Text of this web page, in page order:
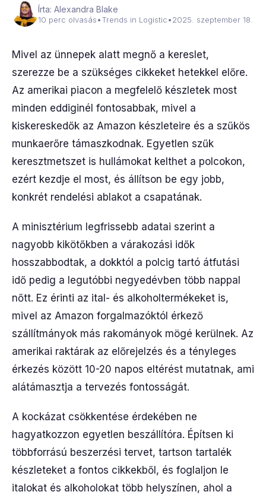
Írta: Alexandra Blake
10 perc olvasás•Trends in Logistic•2025. szeptember 18.
Mivel az ünnepek alatt megnő a kereslet,
szerezze be a szükséges cikkeket hetekkel előre.
Az amerikai piacon a megfelelő készletek most
minden eddiginél fontosabbak, mivel a
kiskereskedők az Amazon készleteire és a szűkös
munkaerőre támaszkodnak. Egyetlen szűk
keresztmetszet is hullámokat kelthet a polcokon,
ezért kezdje el most, és állítson be egy jobb,
konkrét rendelési ablakot a csapatának.
A minisztérium legfrissebb adatai szerint a
nagyobb kikötőkben a várakozási idők
hosszabbodtak, a dokktól a polcig tartó átfutási
idő pedig a legutóbbi negyedévben több nappal
nőtt. Ez érinti az ital- és alkoholtermékeket is,
mivel az Amazon forgalmazóktól érkező
szállítmányok más rakományok mögé kerülnek. Az
amerikai raktárak az előrejelzés és a tényleges
érkezés között 10-20 napos eltérést mutatnak, ami
alátámasztja a tervezés fontosságát.
A kockázat csökkentése érdekében ne
hagyatkozzon egyetlen beszállítóra. Építsen ki
többforrású beszerzési tervet, tartson tartalék
készleteket a fontos cikkekből, és foglaljon le
italokat és alkoholokat több helyszínen, ahol a